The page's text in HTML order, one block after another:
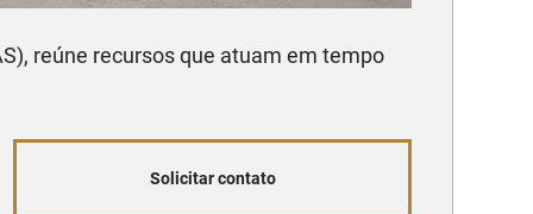
reúne recursos que atuam em tempo
Solicitar contato